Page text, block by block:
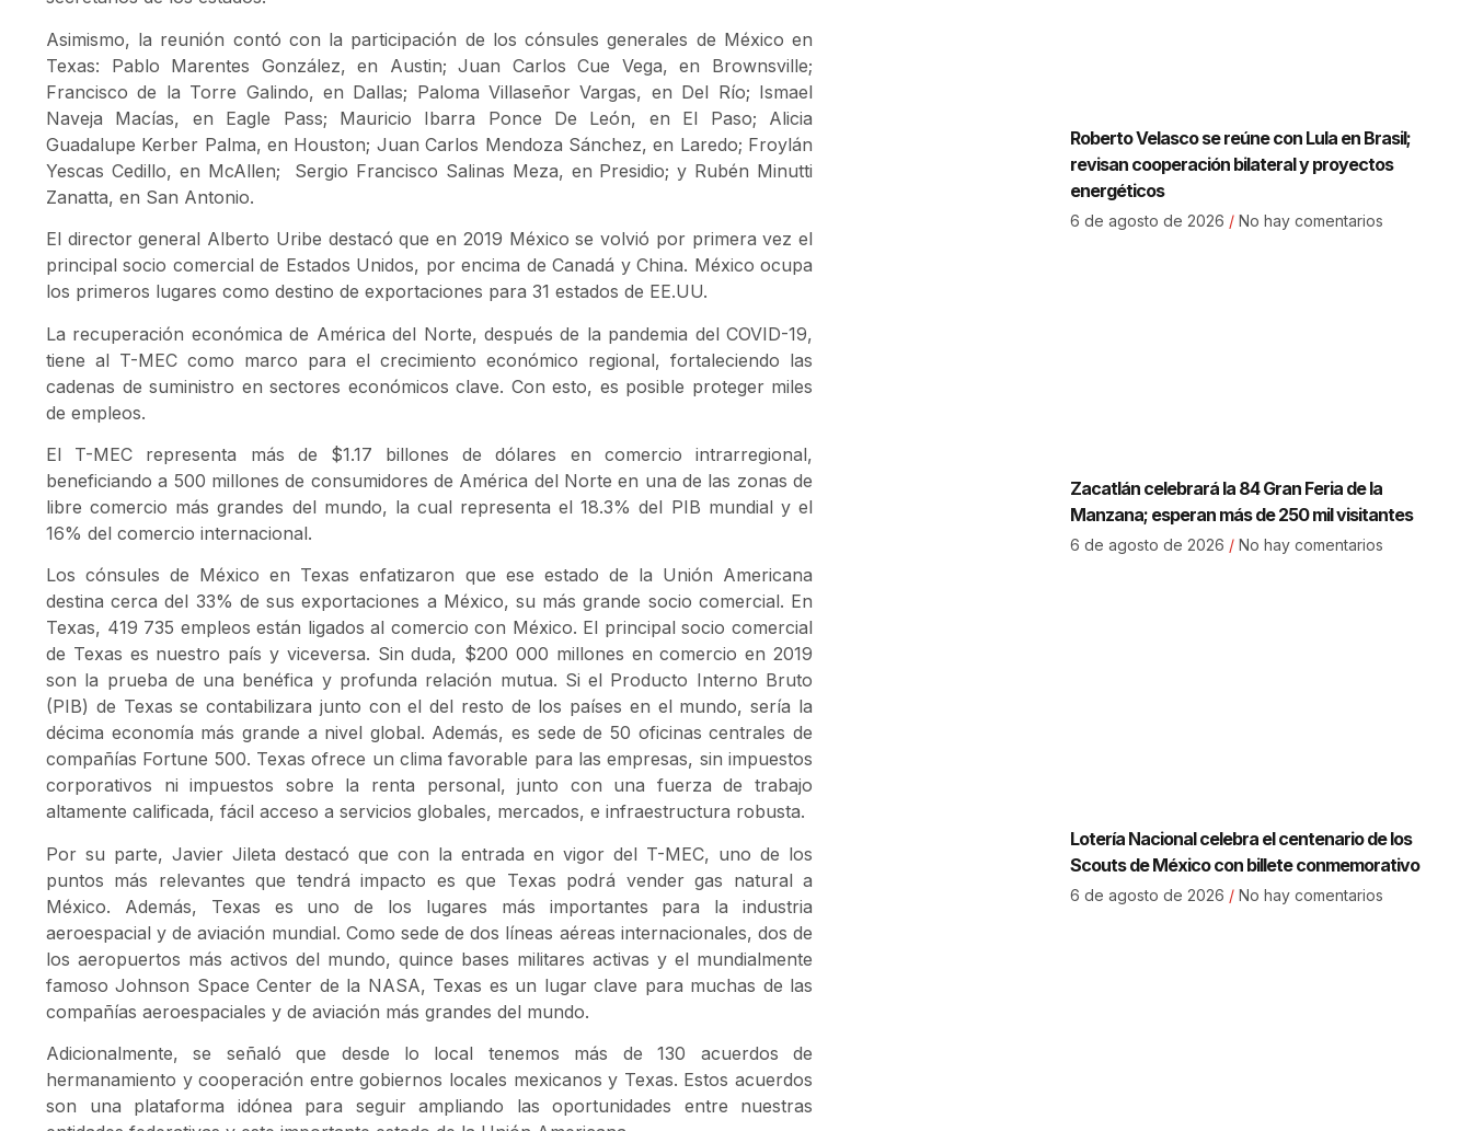
Asimismo, la reunión contó con la participación de los cónsules generales de México en
Texas: Pablo Marentes González, en Austin; Juan Carlos Cue Vega, en Brownsville;
Francisco de la Torre Galindo, en Dallas; Paloma Villaseñor Vargas, en Del Río; Ismael
Naveja Macías, en Eagle Pass; Mauricio Ibarra Ponce De León, en El Paso; Alicia
Guadalupe Kerber Palma, en Houston; Juan Carlos Mendoza Sánchez, en Laredo; Froylán
Yescas Cedillo, en McAllen; Sergio Francisco Salinas Meza, en Presidio; y Rubén Minutti
Zanatta, en San Antonio.
El director general Alberto Uribe destacó que en 2019 México se volvió por primera vez el
principal socio comercial de Estados Unidos, por encima de Canadá y China. México ocupa
los primeros lugares como destino de exportaciones para 31 estados de EE.UU.
La recuperación económica de América del Norte, después de la pandemia del COVID-19,
tiene al T-MEC como marco para el crecimiento económico regional, fortaleciendo las
cadenas de suministro en sectores económicos clave. Con esto, es posible proteger miles
de empleos.
El T-MEC representa más de $1.17 billones de dólares en comercio intrarregional,
beneficiando a 500 millones de consumidores de América del Norte en una de las zonas de
libre comercio más grandes del mundo, la cual representa el 18.3% del PIB mundial y el
16% del comercio internacional.
Los cónsules de México en Texas enfatizaron que ese estado de la Unión Americana
destina cerca del 33% de sus exportaciones a México, su más grande socio comercial. En
Texas, 419 735 empleos están ligados al comercio con México. El principal socio comercial
de Texas es nuestro país y viceversa. Sin duda, $200 000 millones en comercio en 2019
son la prueba de una benéfica y profunda relación mutua. Si el Producto Interno Bruto
(PIB) de Texas se contabilizara junto con el del resto de los países en el mundo, sería la
décima economía más grande a nivel global. Además, es sede de 50 oficinas centrales de
compañías Fortune 500. Texas ofrece un clima favorable para las empresas, sin impuestos
corporativos ni impuestos sobre la renta personal, junto con una fuerza de trabajo
altamente calificada, fácil acceso a servicios globales, mercados, e infraestructura robusta.
Por su parte, Javier Jileta destacó que con la entrada en vigor del T-MEC, uno de los
puntos más relevantes que tendrá impacto es que Texas podrá vender gas natural a
México. Además, Texas es uno de los lugares más importantes para la industria
aeroespacial y de aviación mundial. Como sede de dos líneas aéreas internacionales, dos de
los aeropuertos más activos del mundo, quince bases militares activas y el mundialmente
famoso Johnson Space Center de la NASA, Texas es un lugar clave para muchas de las
compañías aeroespaciales y de aviación más grandes del mundo.
Adicionalmente, se señaló que desde lo local tenemos más de 130 acuerdos de
hermanamiento y cooperación entre gobiernos locales mexicanos y Texas. Estos acuerdos
son una plataforma idónea para seguir ampliando las oportunidades entre nuestras
Roberto Velasco se reúne con Lula en Brasil;
revisan cooperación bilateral y proyectos
energéticos
6 de agosto de 2026 No hay comentarios
Zacatlán celebrará la 84 Gran Feria de la
Manzana; esperan más de 250 mil visitantes
6 de agosto de 2026 No hay comentarios
Lotería Nacional celebra el centenario de los
Scouts de México con billete conmemorativo
6 de agosto de 2026 No hay comentarios